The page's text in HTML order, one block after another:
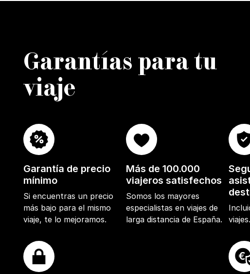
Garantías para tu
viaje
Garantía de precio
mínimo
Si encuentras un precio
más bajo para el mismo
viaje, te lo mejoramos.
Más de 100.000
viajeros satisfechos
Somos los mayores
especialistas en viajes de
larga distancia de España.
viajes.